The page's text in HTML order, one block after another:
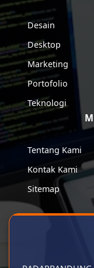
Desain
Desktop
Marketing
Portofolio
Teknologi
Tentang Kami
Kontak Kami
Sitemap